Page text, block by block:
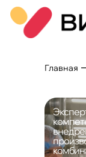
Главная